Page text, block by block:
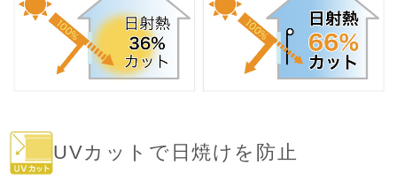
UVカットで日焼けを防止